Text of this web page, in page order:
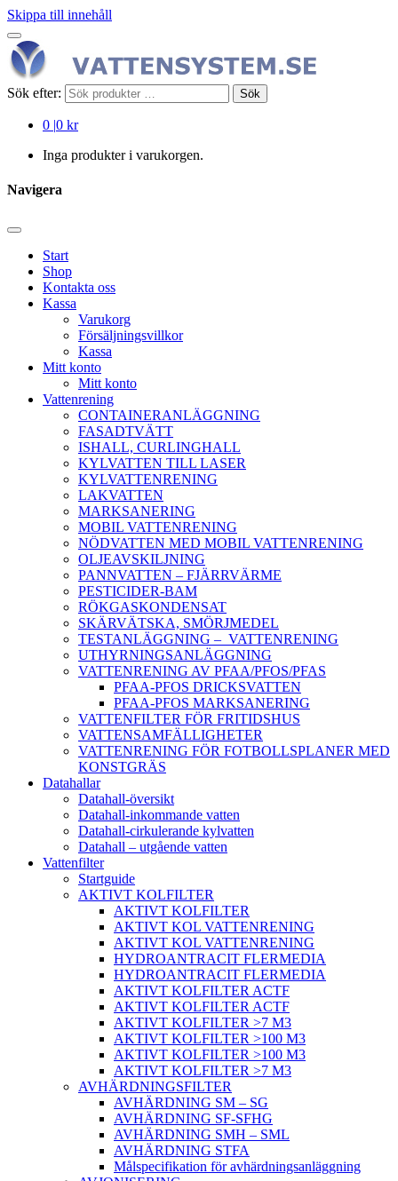
Skippa till innehåll
Sök efter: Sök
0 |0 kr
Inga produkter i varukorgen.
Navigera
Start
Shop
Kontakta oss
Kassa
Varukorg
Försäljningsvillkor
Kassa
Mitt konto
Mitt konto
Vattenrening
CONTAINERANLÄGGNING
FASADTVÄTT
ISHALL, CURLINGHALL
KYLVATTEN TILL LASER
KYLVATTENRENING
LAKVATTEN
MARKSANERING
MOBIL VATTENRENING
NÖDVATTEN MED MOBIL VATTENRENING
OLJEAVSKILJNING
PANNVATTEN – FJÄRRVÄRME
PESTICIDER-BAM
RÖKGASKONDENSAT
SKÄRVÄTSKA, SMÖRJMEDEL
TESTANLÄGGNING – VATTENRENING
UTHYRNINGSANLÄGGNING
VATTENRENING AV PFAA/PFOS/PFAS
PFAA-PFOS DRICKSVATTEN
PFAA-PFOS MARKSANERING
VATTENFILTER FÖR FRITIDSHUS
VATTENSAMFÄLLIGHETER
VATTENRENING FÖR FOTBOLLSPLANER MED
KONSTGRÄS
Datahallar
Datahall-översikt
Datahall-inkommande vatten
Datahall-cirkulerande kylvatten
Datahall – utgående vatten
Vattenfilter
Startguide
AKTIVT KOLFILTER
AKTIVT KOLFILTER
AKTIVT KOL VATTENRENING
AKTIVT KOL VATTENRENING
HYDROANTRACIT FLERMEDIA
HYDROANTRACIT FLERMEDIA
AKTIVT KOLFILTER ACTF
AKTIVT KOLFILTER ACTF
AKTIVT KOLFILTER >7 M3
AKTIVT KOLFILTER >100 M3
AKTIVT KOLFILTER >100 M3
AKTIVT KOLFILTER >7 M3
AVHÄRDNINGSFILTER
AVHÄRDNING SM – SG
AVHÄRDNING SF-SFHG
AVHÄRDNING SMH – SML
AVHÄRDNING STFA
Målspecifikation för avhärdningsanläggning